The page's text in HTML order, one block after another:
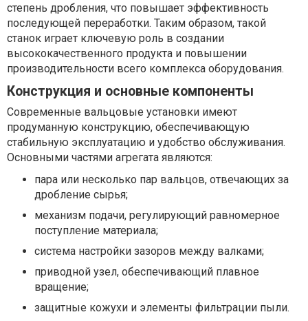
степень дробления, что повышает эффективность
последующей переработки. Таким образом, такой
станок играет ключевую роль в создании
высококачественного продукта и повышении
производительности всего комплекса оборудования.
Конструкция и основные компоненты
Современные вальцовые установки имеют
продуманную конструкцию, обеспечивающую
стабильную эксплуатацию и удобство обслуживания.
Основными частями агрегата являются:
пара или несколько пар вальцов, отвечающих за
дробление сырья;
механизм подачи, регулирующий равномерное
поступление материала;
система настройки зазоров между валками;
приводной узел, обеспечивающий плавное
вращение;
защитные кожухи и элементы фильтрации пыли.